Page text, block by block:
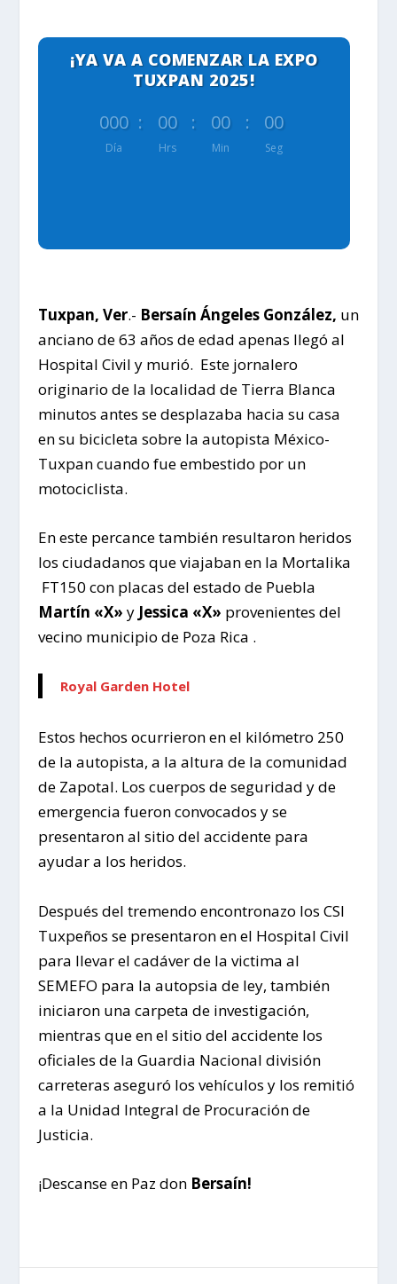
¡YA VA A COMENZAR LA EXPO
TUXPAN 2025!
000
Día
: 00
Hrs
: 00
Min
: 00
Seg
Tuxpan, Ver.- Bersaín Ángeles González, un
anciano de 63 años de edad apenas llegó al
Hospital Civil y murió. Este jornalero
originario de la localidad de Tierra Blanca
minutos antes se desplazaba hacia su casa
en su bicicleta sobre la autopista México-
Tuxpan cuando fue embestido por un
motociclista.
En este percance también resultaron heridos
los ciudadanos que viajaban en la Mortalika
FT150 con placas del estado de Puebla
Martín «X» y Jessica «X» provenientes del
vecino municipio de Poza Rica .
Royal Garden Hotel
Estos hechos ocurrieron en el kilómetro 250
de la autopista, a la altura de la comunidad
de Zapotal. Los cuerpos de seguridad y de
emergencia fueron convocados y se
presentaron al sitio del accidente para
ayudar a los heridos.
Después del tremendo encontronazo los CSI
Tuxpeños se presentaron en el Hospital Civil
para llevar el cadáver de la victima al
SEMEFO para la autopsia de ley, también
iniciaron una carpeta de investigación,
mientras que en el sitio del accidente los
oficiales de la Guardia Nacional división
carreteras aseguró los vehículos y los remitió
a la Unidad Integral de Procuración de
Justicia.
¡Descanse en Paz don Bersaín!